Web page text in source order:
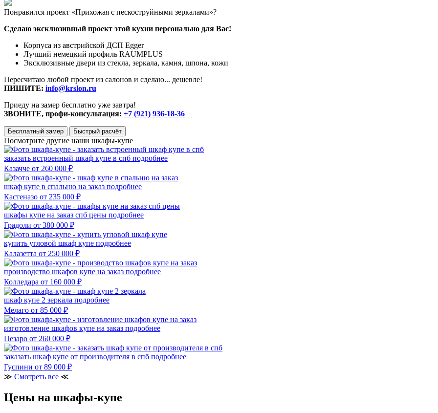
Понравился проект «Прихожая с пескоструйными зеркалами»?
Сделаю эксклюзивный проект этой кухни персонально для Вас!
Корпуса из австрийской ДСП Egger
Лучший немецкий профиль RAUMPLUS
Эксклюзивные двери из стекла, зеркала, камня, шпона, кожи
Пересчитаю любой проект из салонов и сделаю... дешевле!
ПИШИТЕ: info@krslon.ru
Приеду на замер бесплатно уже завтра!
ЗВОНИТЕ, профи-консультация: +7 (921) 936-18-36
Бесплатный замер Быстрый расчёт
Посмотрите другие наши шкафы-купе
заказать встроенный шкаф купе в спб подробнее
Казачче от 260 000 ₽
шкаф купе в спальню на заказ подробнее
Кастеназо от 235 000 ₽
шкафы купе на заказ спб цены подробнее
Градоли от 380 000 ₽
купить угловой шкаф купе подробнее
Калазетта от 250 000 ₽
производство шкафов купе на заказ подробнее
Колледара от 160 000 ₽
шкаф купе 2 зеркала подробнее
Мелаго от 85 000 ₽
изготовление шкафов купе на заказ подробнее
Пезаро от 260 000 ₽
заказать шкаф купе от производителя в спб подробнее
Гуспини от 89 000 ₽
≫ Смотреть все ≪
Цены на шкафы-купе